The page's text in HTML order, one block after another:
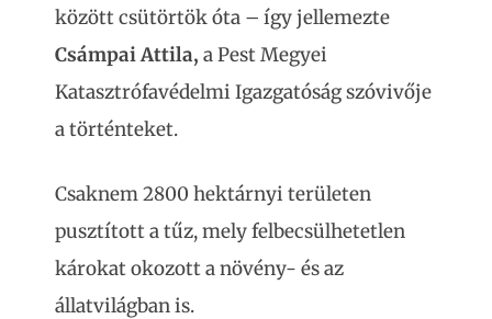
között csütörtök óta – így jellemezte
Csámpai Attila, a Pest Megyei
Katasztrófavédelmi Igazgatóság szóvivője
a történteket.
Csaknem 2800 hektárnyi területen
pusztított a tűz, mely felbecsülhetetlen
károkat okozott a növény- és az
állatvilágban is.